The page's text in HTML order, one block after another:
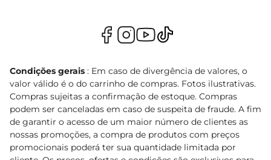
Condições gerais : Em caso de divergência de valores, o
valor válido é o do carrinho de compras. Fotos ilustrativas.
Compras sujeitas a confirmação de estoque. Compras
podem ser canceladas em caso de suspeita de fraude. A fim
de garantir o acesso de um maior número de clientes as
nossas promoções, a compra de produtos com preços
promocionais poderá ter sua quantidade limitada por